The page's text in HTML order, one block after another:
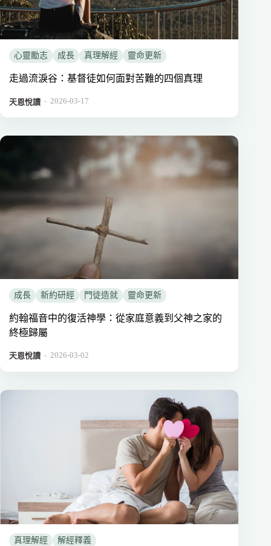
心靈勵志 成長 真理解經 靈命更新
走過流淚谷：基督徒如何面對苦難的四個真理
天恩悅讀 ． 2026-03-17
成長 新約研經 門徒造就 靈命更新
約翰福音中的復活神學：從家庭意義到父神之家的
終極歸屬
天恩悅讀 ． 2026-03-02
真理解經 解經釋義